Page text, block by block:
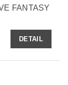
FANTASY
DETAIL